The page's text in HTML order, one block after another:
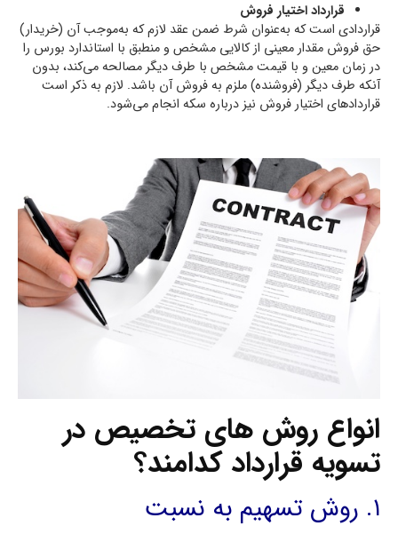
قرارداد اختیار فروش
قراردادی است که به‌عنوان شرط ضمن عقد لازم که به‌موجب آن (خریدار)
حق فروش مقدار معینی از کالایی مشخص و منطبق با استاندارد بورس را
در زمان معین و با قیمت مشخص با طرف دیگر مصالحه می‌کند، بدون
آنکه طرف دیگر (فروشنده) ملزم به فروش آن باشد. لازم به ذکر است
قراردادهای اختیار فروش نیز درباره سکه انجام می‌شود.
انواع روش های تخصیص در
تسویه قرارداد کدامند؟
۱. روش تسهیم به نسبت